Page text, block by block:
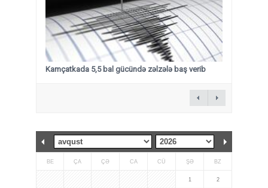
Kamçatkada 5,5 bal gücündə zəlzələ baş verib
BE ÇA ÇƏ CA CÜ ŞƏ BZ
1 2